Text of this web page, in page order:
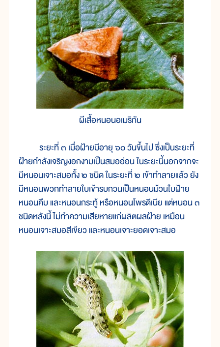
ผีเสื้อหนอนอเมริกัน
ระยะที่ ๓ เมื่อฝ้ายมีอายุ ๖๐ วันขึ้นไป ซึ่งเป็นระยะที่
ฝ้ายกำลังเจริญงอกงามเป็นสมออ่อน ในระยะนี้นอกจากจะ
มีหนอนเจาะสมอทั้ง ๒ ชนิด ในระยะที่ ๒ เข้าทำลายแล้ว ยัง
มีหนอนพวกทำลายใบเข้ารบกวนเป็นหนอนม้วนใบฝ้าย
หนอนคืบ และหนอนกระทู้ หรือหนอนโพรดีเนีย แต่หนอน ๓
ชนิดหลังนี้ ไม่ทำความเสียหายแก่ผลิตผลฝ้าย เหมือน
หนอนเจาะสมอสีเขียว และหนอนเจาะยอดเจาะสมอ